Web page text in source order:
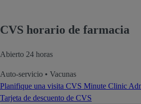
CVS horario de farmacia
Abierto 24 horas
Auto-servicio • Vacunas
Planifique una visita CVS Minute Clinic
Tarjeta de descuento de CVS